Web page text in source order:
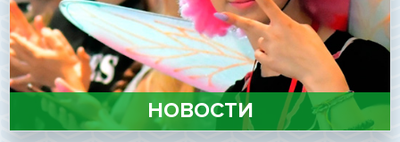
Личный кабинет
Подать документы
онлайн
Версия для
слабовидящихНОВОСТИ